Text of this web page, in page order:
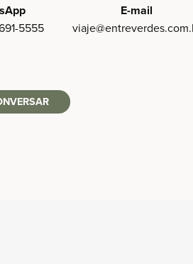
5555‬
E-mail
viaje@entreverdes